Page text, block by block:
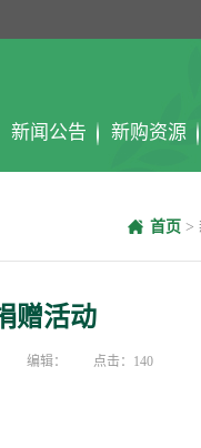
新闻公告 新购资源
首页 >
赠活动
编辑： 点击： 140